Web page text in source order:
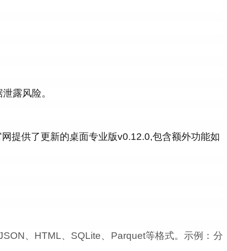
露风险。
提供了更新的桌面专业版v0.12.0,包含额外功能如
、HTML、SQLite、Parquet等格式。示例：分